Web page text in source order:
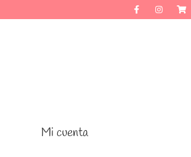
Mi cuenta
Mi cuenta